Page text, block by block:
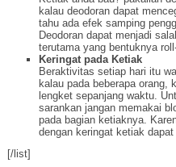
kalau deodoran dapat
tahu ada efek samping
Deodoran dapat menjadi
terutama yang bentuknya
Keringat pada Ketiak
Beraktivitas setiap hari itu
kalau pada beberapa orang,
lengket sepanjang waktu.
sarankan jangan memakai
pada bagian ketiaknya.
dengan keringat ketiak
[/list]